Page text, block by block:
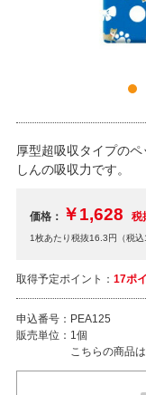
厚型超吸収タイプの
しんの吸収力です。
価格： ￥1,628 税
1枚あたり税抜16.3円（税込
取得予定ポイント： 17ポ
申込番号： PEA125
販売単位： 1個
こちらの商品